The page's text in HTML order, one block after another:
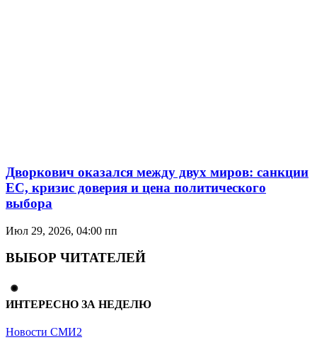
Дворкович оказался между двух миров: санкции
ЕС, кризис доверия и цена политического
выбора
Июл 29, 2026, 04:00 пп
ВЫБОР ЧИТАТЕЛЕЙ
ИНТЕРЕСНО ЗА НЕДЕЛЮ
Новости СМИ2